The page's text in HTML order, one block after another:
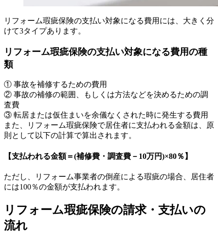
リフォーム瑕疵保険の支払い対象になる費用には、大きく分
けて3タイプあります。
リフォーム瑕疵保険の支払い対象になる費用の種
類
① 事故を補修するための費用
② 事故の補修の範囲、もしくは方法などを決めるための調
査費
③ 転居または仮住まいを余儀なくされた時に発生する費用
また、リフォーム瑕疵保険で居住者に支払われる金額は、原
則として以下の計算で算出されます。
【支払われる金額＝(補修費・調査費－10万円)×80％】
ただし、リフォーム事業者の倒産による瑕疵の場合、居住者
には100％の金額が支払われます。
リフォーム瑕疵保険の請求・支払いの
流れ